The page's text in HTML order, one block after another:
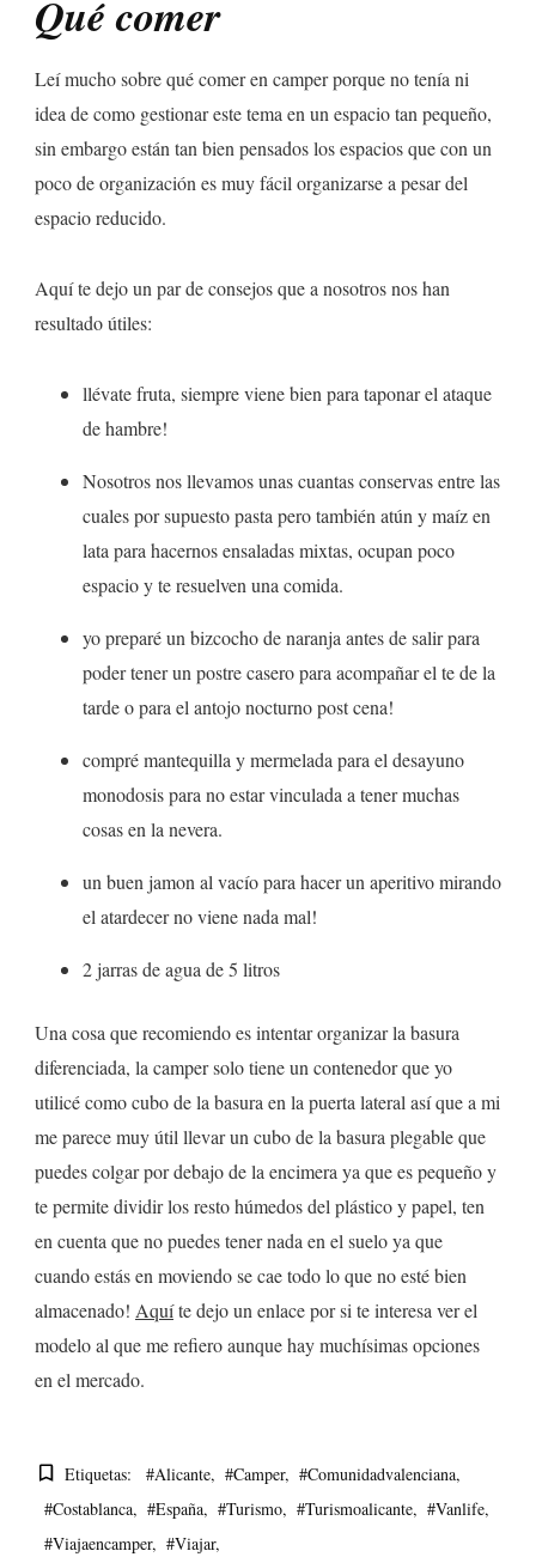
Qué comer
Leí mucho sobre qué comer en camper porque no tenía ni
idea de como gestionar este tema en un espacio tan pequeño,
sin embargo están tan bien pensados los espacios que con un
poco de organización es muy fácil organizarse a pesar del
espacio reducido.
Aquí te dejo un par de consejos que a nosotros nos han
resultado útiles:
llévate fruta, siempre viene bien para taponar el ataque
de hambre!
Nosotros nos llevamos unas cuantas conservas entre las
cuales por supuesto pasta pero también atún y maíz en
lata para hacernos ensaladas mixtas, ocupan poco
espacio y te resuelven una comida.
yo preparé un bizcocho de naranja antes de salir para
poder tener un postre casero para acompañar el te de la
tarde o para el antojo nocturno post cena!
compré mantequilla y mermelada para el desayuno
monodosis para no estar vinculada a tener muchas
cosas en la nevera.
un buen jamon al vacío para hacer un aperitivo mirando
el atardecer no viene nada mal!
2 jarras de agua de 5 litros
Una cosa que recomiendo es intentar organizar la basura
diferenciada, la camper solo tiene un contenedor que yo
utilicé como cubo de la basura en la puerta lateral así que a mi
me parece muy útil llevar un cubo de la basura plegable que
puedes colgar por debajo de la encimera ya que es pequeño y
te permite dividir los resto húmedos del plástico y papel, ten
en cuenta que no puedes tener nada en el suelo ya que
cuando estás en moviendo se cae todo lo que no esté bien
almacenado! Aquíte dejo un enlace por si te interesa ver el
modelo al que me refiero aunque hay muchísimas opciones
en el mercado.
Etiquetas: #alicante #camper
#comunidadvalenciana
#costablanca
#españa #turismo #turismoalicante
#vanlife
#viajaencamper
#viajar